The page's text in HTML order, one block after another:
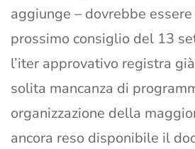
aggiunge – dovrebbe
prossimo consiglio del 13
l’iter approvativo registra
solita mancanza di
organizzazione della
ancora reso disponibile il